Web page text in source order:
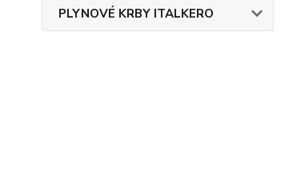
PLYNOVÉ KRBY ITALKERO